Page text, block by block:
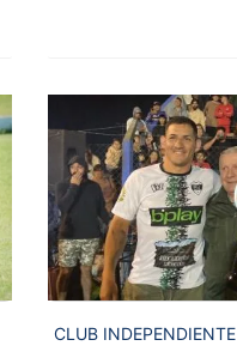
CLUB INDEPENDIENTE